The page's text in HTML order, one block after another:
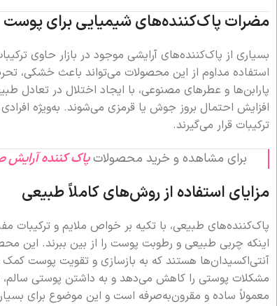
مضرات پاک‌کننده‌های شیمیایی برای پوست
بسیاری از پاک‌کننده‌های آرایشی موجود در بازار حاوی
استفاده مداوم از این محصولات می‌تواند باعث خشکی،
پارابن‌ها و عطرهای مصنوعی، با ایجاد اختلال در
افزایش احتمال بروز جوش یا قرمزی می‌شوند. به‌ویژه
ترکیبات قرار می‌گیرند.
برای مشاهده و خرید محصولاتپاک کننده
مزایای استفاده از روش‌های کاملاً طبیعی
پاک‌کننده‌های طبیعی، با تکیه بر خواص ملایم و ترکیبات
اینکه چربی طبیعی و رطوبت پوست را از بین ببرند. این
آنتی‌اکسیدان‌ها هستند که به بازسازی و تقویت پوست
مشکلات پوستی را کاهش می‌دهد و به داشتن پوستی
معمولاً ساده و مقرون‌به‌صرفه است و این موضوع برای